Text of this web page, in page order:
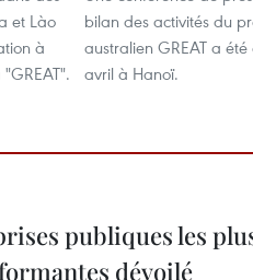
et Lào
à
bilan des activités du
australien GREAT a
avril à Hanoï.
publiques les
dévoilé